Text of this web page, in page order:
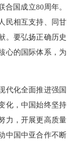
合国成立80周年。
民相互支持、同甘
。要弘扬正确历史
心的国际体系，为
化全面推进强国
化，中国始终坚持
力，开展更高质量
中国中亚合作不断